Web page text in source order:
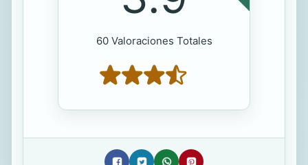
60 Valoraciones Totales